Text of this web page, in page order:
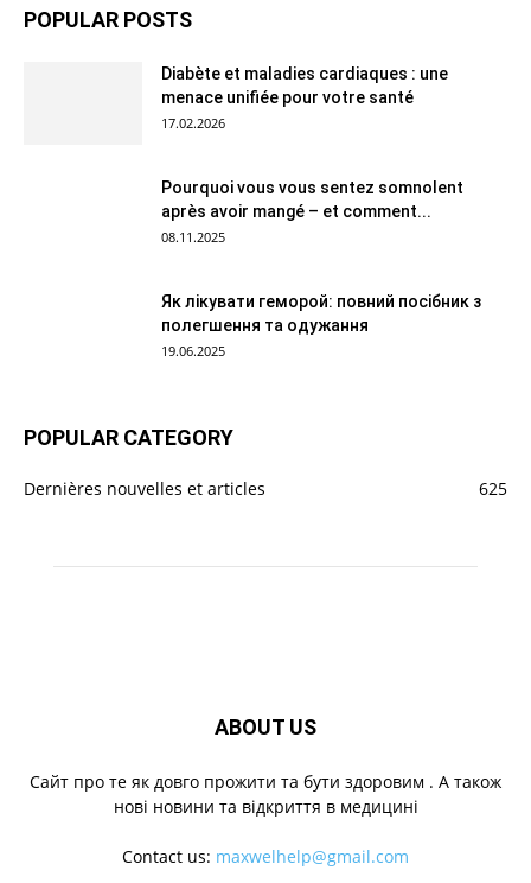
POPULAR POSTS
Diabète et maladies cardiaques : une
menace unifiée pour votre santé
17.02.2026
Pourquoi vous vous sentez somnolent
après avoir mangé – et comment...
08.11.2025
Як лікувати геморой: повний посібник з
полегшення та одужання
19.06.2025
POPULAR CATEGORY
Dernières nouvelles et articles 625
ABOUT US
Cайт про те як довго прожити та бути здоровим . А також
нові новини та відкриття в медицині
Contact us: maxwelhelp@gmail.com